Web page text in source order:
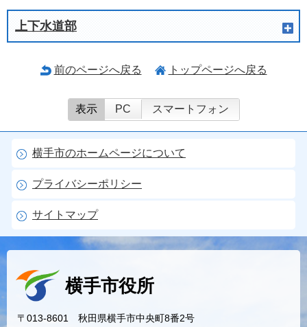
上下水道部
前のページへ戻る トップページへ戻る
表示 PC スマートフォン
横手市のホームページについて
プライバシーポリシー
サイトマップ
横手市役所
〒013-8601 秋田県横手市中央町8番2号